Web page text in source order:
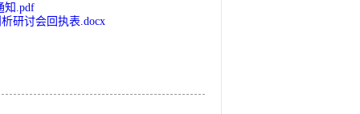
知.pdf
研讨会回执表.docx